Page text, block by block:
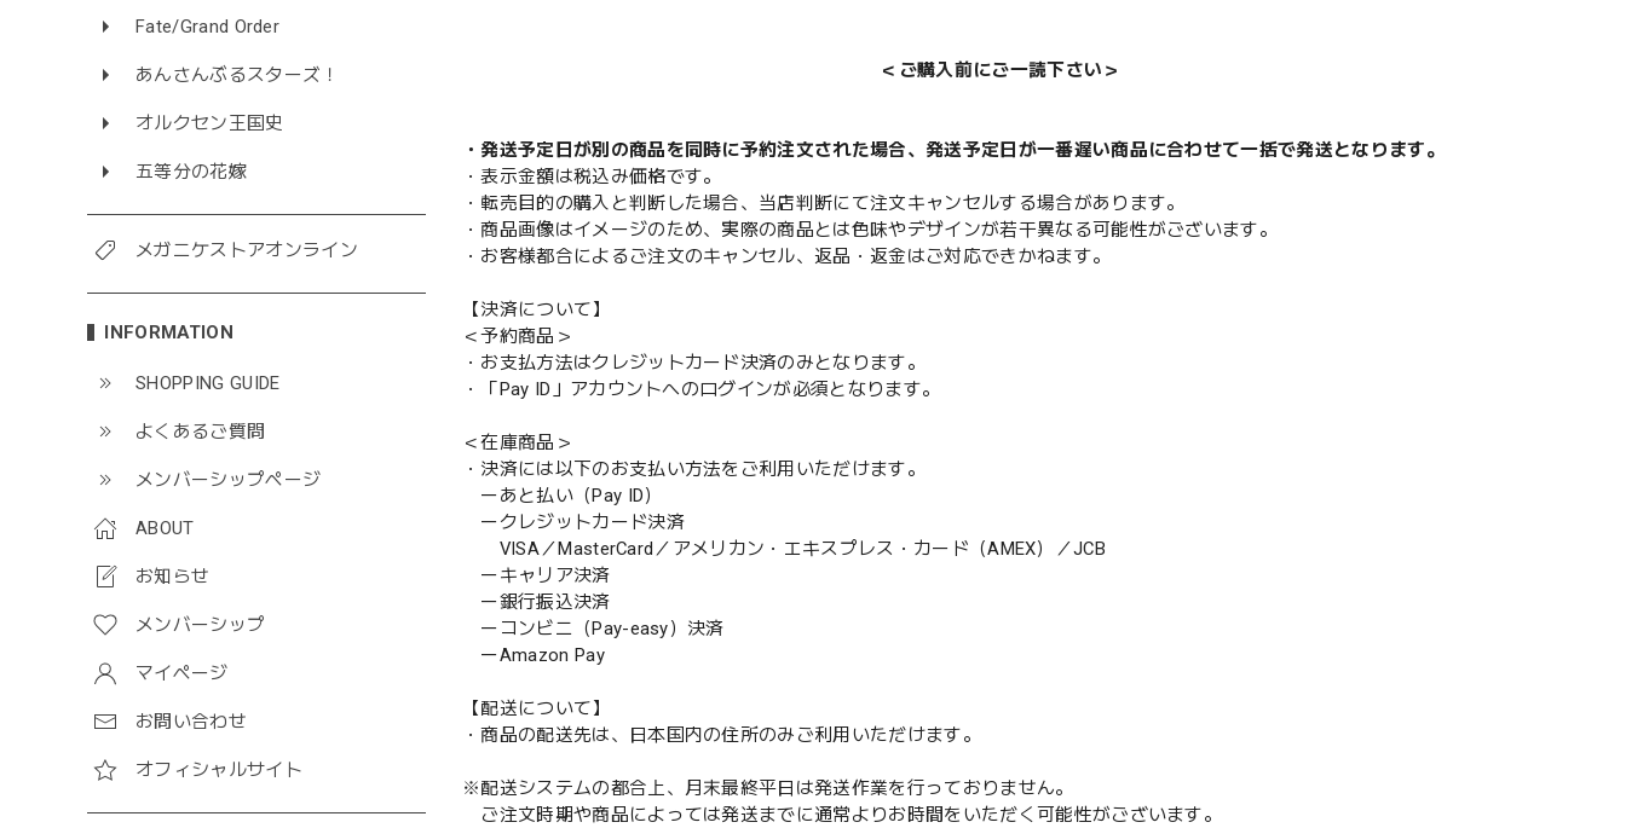
Fate/Grand Order
あんさんぶるスターズ！
オルクセン王国史
五等分の花嫁
メガニケストアオンライン
INFORMATION
SHOPPING GUIDE
よくあるご質問
メンバーシップページ
ABOUT
お知らせ
メンバーシップ
マイページ
お問い合わせ
オフィシャルサイト
＜ご購入前にご一読下さい＞
・発送予定日が別の商品を同時に予約注文された場合、発送予定日が一番遅い商品に合わせて一括で発送となります。
・表示金額は税込み価格です。
・転売目的の購入と判断した場合、当店判断にて注文キャンセルする場合があります。
・商品画像はイメージのため、実際の商品とは色味やデザインが若干異なる可能性がございます。
・お客様都合によるご注文のキャンセル、返品・返金はご対応できかねます。
【決済について】
＜予約商品＞
・お支払方法はクレジットカード決済のみとなります。
・「Pay ID」アカウントへのログインが必須となります。
＜在庫商品＞
・決済には以下のお支払い方法をご利用いただけます。
ーあと払い（Pay ID）
ークレジットカード決済
VISA／MasterCard／アメリカン・エキスプレス・カード（AMEX）／JCB
ーキャリア決済
ー銀行振込決済
ーコンビニ（Pay-easy）決済
ーAmazon Pay
【配送について】
・商品の配送先は、日本国内の住所のみご利用いただけます。
※配送システムの都合上、月末最終平日は発送作業を行っておりません。
ご注文時期や商品によっては発送までに通常よりお時間をいただく可能性がございます。